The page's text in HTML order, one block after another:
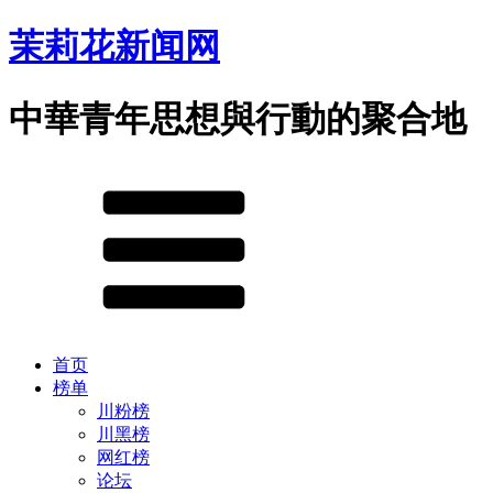
茉莉花新闻网
中華青年思想與行動的聚合地
首页
榜单
川粉榜
川黑榜
网红榜
论坛